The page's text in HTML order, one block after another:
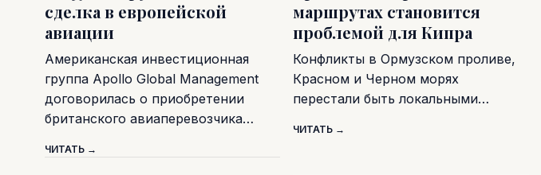
сделка в европейской
авиации
Американская инвестиционная
группа Apollo Global Management
договорилась о приобретении
британского авиаперевозчика…
ЧИТАТЬ →
маршрутах становится
проблемой для Кипра
Конфликты в Ормузском проливе,
Красном и Черном морях
перестали быть локальными…
ЧИТАТЬ →